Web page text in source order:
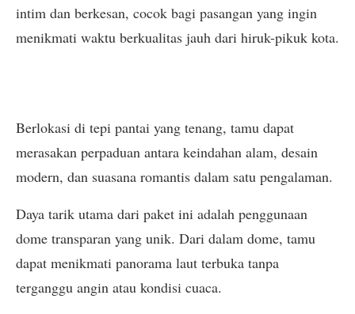
intim dan berkesan, cocok bagi pasangan yang ingin
menikmati waktu berkualitas jauh dari hiruk-pikuk kota.
Berlokasi di tepi pantai yang tenang, tamu dapat
merasakan perpaduan antara keindahan alam, desain
modern, dan suasana romantis dalam satu pengalaman.
Daya tarik utama dari paket ini adalah penggunaan
dome transparan yang unik. Dari dalam dome, tamu
dapat menikmati panorama laut terbuka tanpa
terganggu angin atau kondisi cuaca.